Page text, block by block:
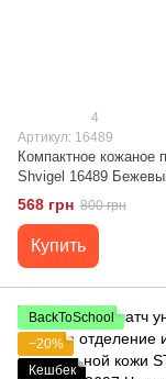
4
Артикул: 16489
Компактное кожаное
Shvigel 16489
568 грн 800 грн
Купить
BackToSchool
−20%
Кешбек